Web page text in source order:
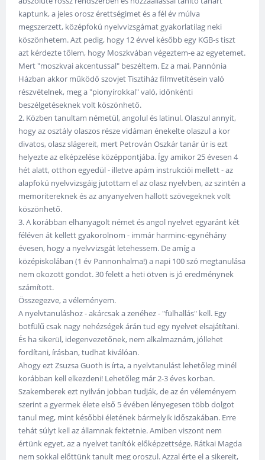
kaptunk, a jeles orosz érettségimet és a fél év múlva
megszerzett, középfokú nyelvvizsgámat gyakorlatilag neki
köszönhetem. Azt pedig, hogy 12 évvel később egy KGB-s tiszt
azt kérdezte tőlem, hogy Moszkvában végeztem-e az egyetemet.
Mert "moszkvai akcentussal" beszéltem. Ez a mai, Pannónia
Házban akkor működő szovjet Tisztiház filmvetítésein való
részvételnek, meg a "pionyírokkal" való, időnkénti
beszélgetéseknek volt köszönhető.
2. Közben tanultam németül, angolul és latinul. Olaszul annyit,
hogy az osztály olaszos része vidáman énekelte olaszul a kor
divatos, olasz slágereit, mert Petrován Oszkár tanár úr is ezt
helyezte az elképzelése középpontjába. Így amikor 25 évesen 4
hét alatt, otthon egyedül - illetve apám instrukciói mellett - az
alapfokú nyelvvizsgáig jutottam el az olasz nyelvben, az szintén a
memoritereknek és az anyanyelven hallott szövegeknek volt
köszönhető.
3. A korábban elhanyagolt német és angol nyelvet egyaránt két
féléven át kellett gyakorolnom - immár harminc-egynéhány
évesen, hogy a nyelvvizsgát letehessem. De amíg a
középiskolában (1 év Pannonhalma!) a napi 100 szó megtanulása
nem okozott gondot. 30 felett a heti ötven is jó eredménynek
számított.
Összegezve, a véleményem.
A nyelvtanuláshoz - akárcsak a zenéhez - "fülhallás" kell. Egy
botfülű csak nagy nehézségek árán tud egy nyelvet elsajátítani.
És ha sikerül, idegenvezetőnek, nem alkalmaznám, jóllehet
fordítani, írásban, tudhat kiválóan.
Ahogy ezt Zsuzsa Guoth is írta, a nyelvtanulást lehetőleg minél
korábban kell elkezdeni! Lehetőleg már 2-3 éves korban.
Szakemberek ezt nyilván jobban tudják, de az én véleményem
szerint a gyermek élete első 5 évében lényegesen több dolgot
tanul meg, mint későbbi életének bármelyik időszakában. Erre
tehát súlyt kell az államnak fektetnie. Amiben viszont nem
értünk egyet, az a nyelvet tanítók előképzettsége. Rátkai Magda
nem sokkal előttünk tanult meg oroszul. Azzal érte el a sikereit,